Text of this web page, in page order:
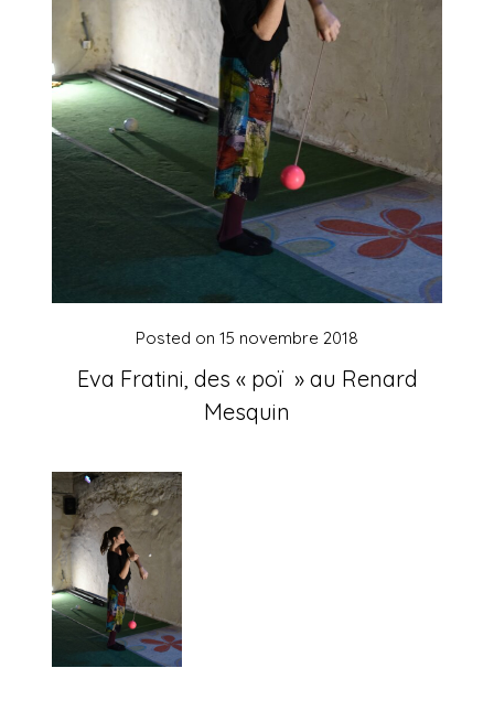
Eva Fratini, des « poï » au Renard
Mesquin
Posted on 15 novembre 2018